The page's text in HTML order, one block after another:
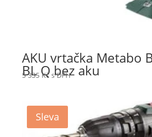
AKU vrtačka Metabo
BL Q bez aku
5 335Kč s DPH
Sleva